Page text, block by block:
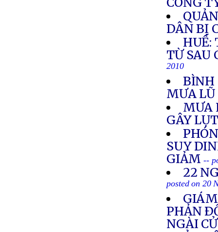
DÂN BỊ
HUẾ:
TỪ SAU
2010
BÌNH
MƯA LŨ
MƯA
GÂY
SUY
GIẢM --
22
posted on 20
PHẢN
NGÀI